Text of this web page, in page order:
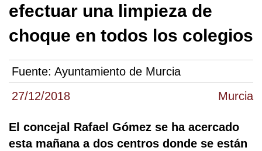
27/12/2018 Murcia
efectuar una limpieza de
choque en todos los colegios
Fuente: Ayuntamiento de Murcia
El concejal Rafael Gómez se ha acercado
esta mañana a dos centros donde se están